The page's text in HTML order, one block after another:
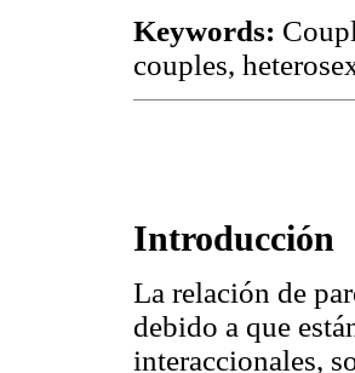
Keywords:
couples,
Introducción
La relación de
debido a que
interaccionales,